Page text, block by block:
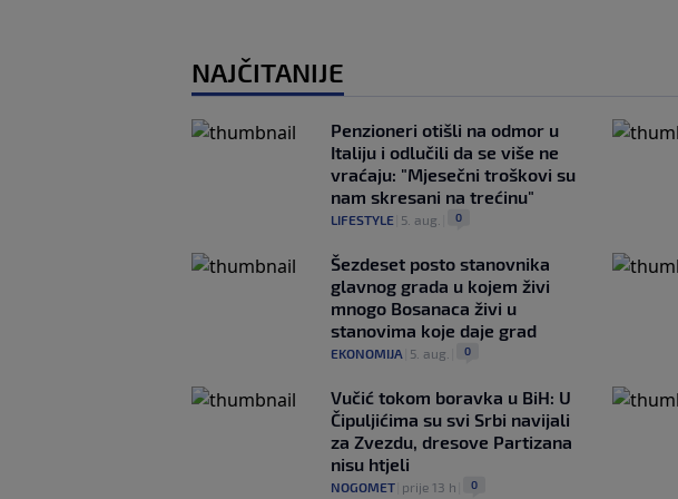
NAJČITANIJE
Penzioneri otišli na odmor u
Italiju i odlučili da se više ne
vraćaju: "Mjesečni troškovi su
nam skresani na trećinu"
LIFESTYLE 5. aug. 0
Šezdeset posto stanovnika
glavnog grada u kojem živi
mnogo Bosanaca živi u
stanovima koje daje grad
EKONOMIJA 5. aug. 0
Vučić tokom boravka u BiH: U
Čipuljićima su svi Srbi navijali
za Zvezdu, dresove Partizana
nisu htjeli
NOGOMET prije 13 h 0